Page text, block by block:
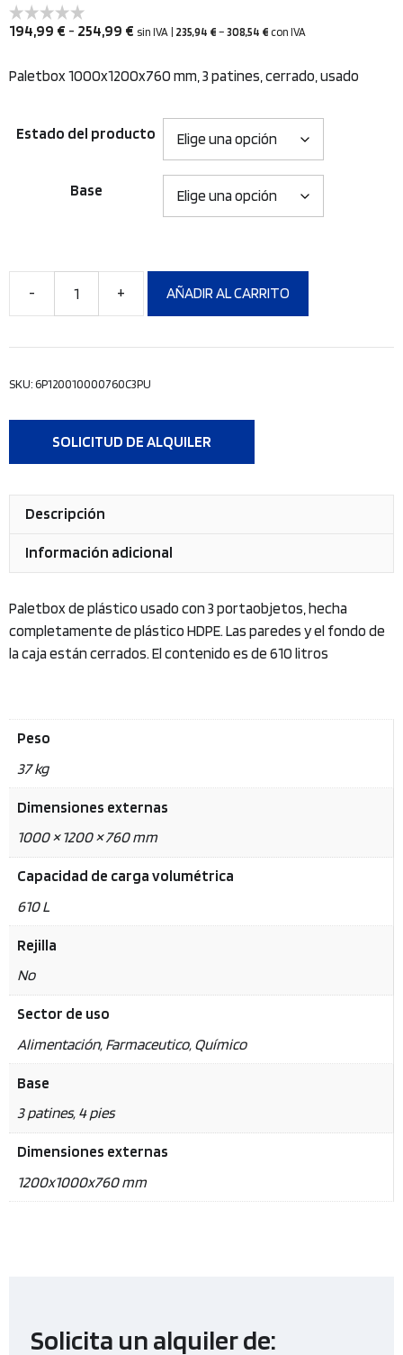
194,99 € - 254,99 € Rango
precios:
194,99 €
hasta
254,99 €
sin IVA 235,94 € – 308,54 € con IVA
Paletbox 1000x1200x760 mm, 3 patines, cerrado, usado
Estado del producto
Base
Paletbox
mm,
cantidad
AÑADIR AL CARRITO
SKU:6P120010000760C3PU
SOLICITUD DE ALQUILER
Descripción
Información adicional
Paletbox de plástico usado con 3 portaobjetos, hecha
completamente de plástico HDPE. Las paredes y el fondo de
la caja están cerrados. El contenido es de 610 litros
Peso
37 kg
Dimensiones externas
1000 × 1200 × 760 mm
Capacidad de carga volumétrica
610 L
Rejilla
No
Sector de uso
Alimentación, Farmaceutico, Químico
Base
3 patines, 4 pies
Dimensiones externas
1200x1000x760 mm
Solicita un alquiler de: